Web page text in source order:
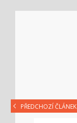
PŘEDCHOZÍ ČLÁNEK